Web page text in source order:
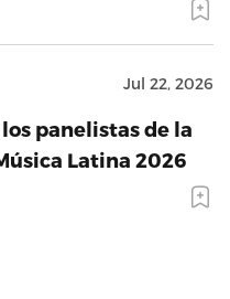
Jul 22, 2026
panelistas de la
Latina 2026